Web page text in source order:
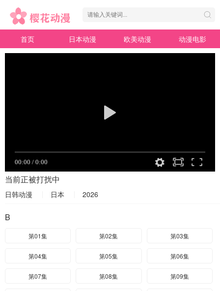
首页 日本动漫 欧美动漫 动漫电影
当前正被打扰中
日韩动漫 日本 2026
B
第01集 第02集 第03集
第04集 第05集 第06集
第07集 第08集 第09集